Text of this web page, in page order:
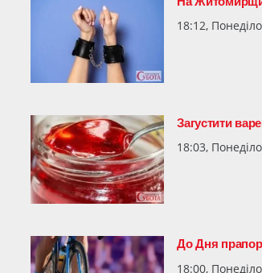
18:12,
Загустити
18:03,
До Дня
18:00,